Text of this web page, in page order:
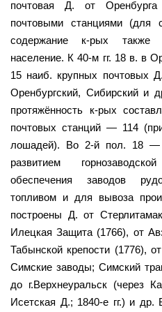
почтовая Д. от
почтовыми станциями
содержание к-рых также
население. К 40-м гг. 18 в. в
15 наиб. крупных почтовых
Оренбургский, Сибирский и
протяжённость к-рых
почтовых станций — 114
лошадей). Во 2-й пол. 18
развитием
обеспечения заводов
топливом и для вывоза
построены Д. от
Илецкая Защита (1766), от
Табынской крепости (1776),
Симские заводы; Симский
до г.Верхнеуральск (через
Исетская Д.; 1840-е гг.) и